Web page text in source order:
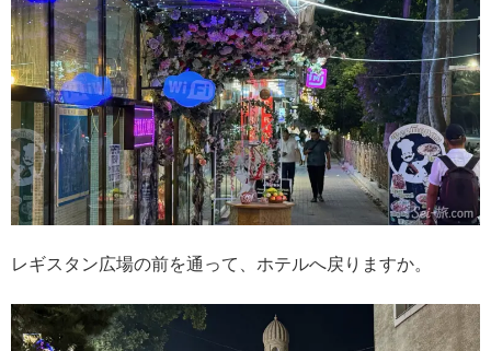
レギスタン広場の前を通って、ホテルへ戻りますか。